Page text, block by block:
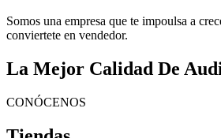
Somos una empresa que te impoulsa a
conviertete en vendedor.
La Mejor Calidad De
CONÓCENOS